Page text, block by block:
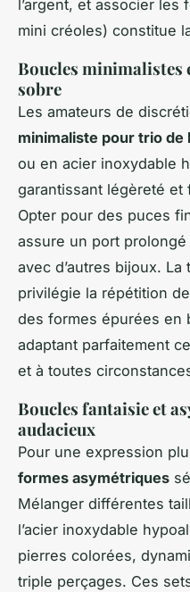
l’argent, et associer les
mini créoles) constitue
Boucles minimalistes
sobre
Les amateurs de
minimaliste pour trio de
ou en acier inoxydable
garantissant légèreté et
Opter pour des puces
assure un port prolongé
avec d’autres bijoux.
privilégie la répétition
des formes épurées en
adaptant parfaitement
et à toutes
Boucles fantaisie et
audacieux
Pour une expression
formes asymétriques
Mélanger différentes
l’acier inoxydable
pierres colorées,
triple perçages. Ces